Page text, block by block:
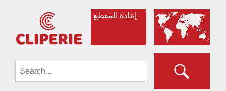
إعادة المقطع